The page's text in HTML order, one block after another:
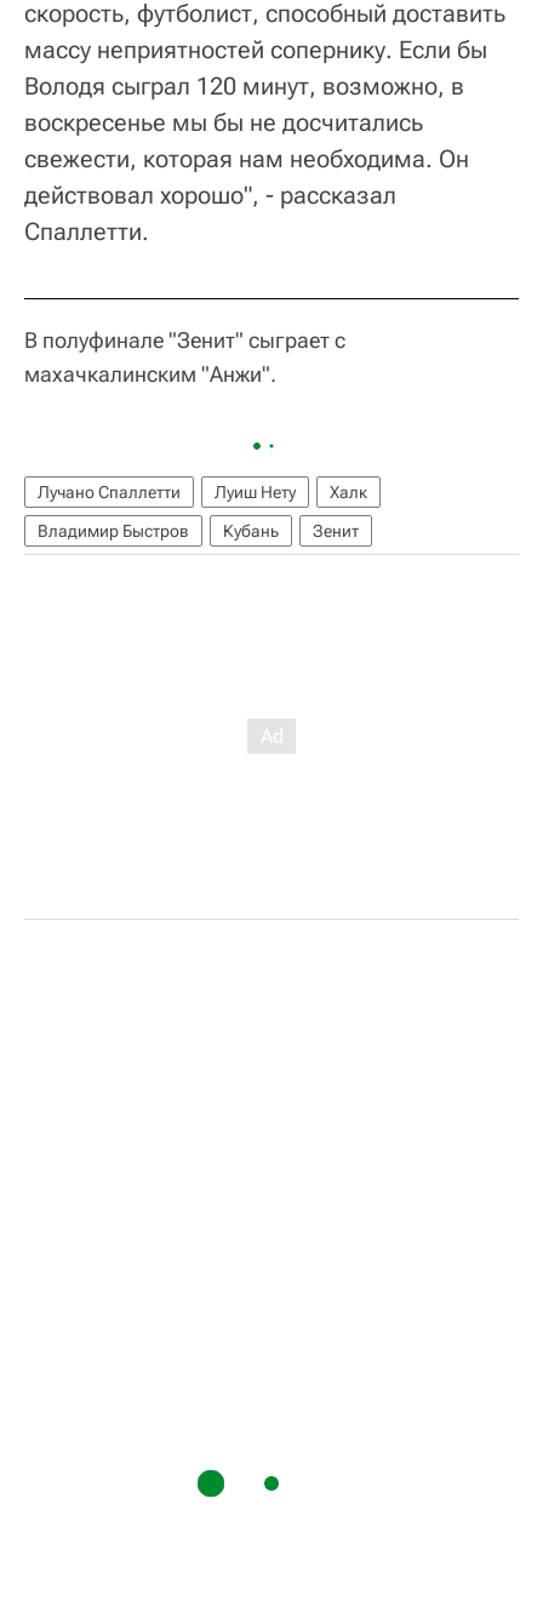
скорость, футболист, способный доставить
массу неприятностей сопернику. Если бы
Володя сыграл 120 минут, возможно, в
воскресенье мы бы не досчитались
свежести, которая нам необходима. Он
действовал хорошо", - рассказал
Спаллетти.
В полуфинале "Зенит" сыграет с
махачкалинским "Анжи".
Лучано Спаллетти Луиш Нету
Халк
Владимир Быстров
Кубань Зенит